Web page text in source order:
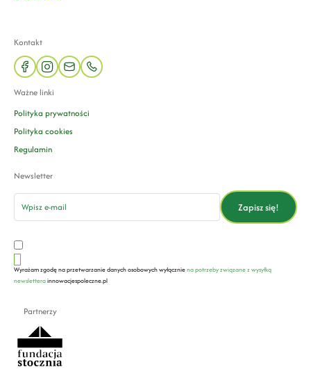
Kontakt
facebookinstagram
mail phone
Ważne linki
Polityka prywatności
Polityka cookies
Regulamin
Newsletter
email
Zapisz się!
Wyrażam zgodę na przetwarzanie danych osobowych wyłączniena potrzeby związane z wysyłką
newsletterainnowacjespoleczne.pl
Partnerzy